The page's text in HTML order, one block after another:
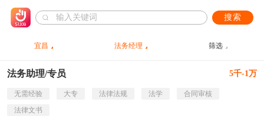
搜索
宜昌 法务经理 筛选
法务助理/专员 5千-1万
无需经验 大专 法律法规 法学
合同审核
法律文书